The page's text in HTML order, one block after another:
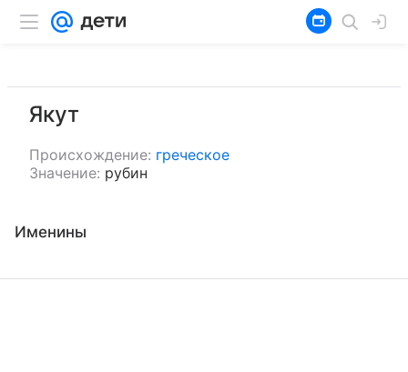
Якут
Происхождение: греческое
Значение: рубин
Именины